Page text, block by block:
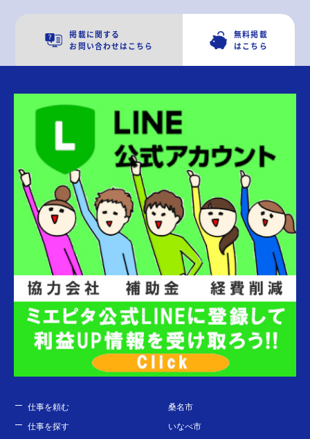
掲載に関する
お問い合わせはこちら
無料掲載
はこちら
仕事を頼む
仕事を探す
桑名市
いなべ市